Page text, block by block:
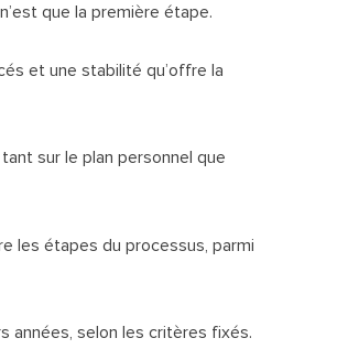
que la première étape.
et une stabilité qu’offre la
sur le plan personnel que
les étapes du processus, parmi
années, selon les critères fixés.